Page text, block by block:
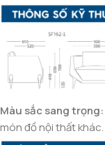
Màu sắc sang trọng:
món đồ nội thất khác.